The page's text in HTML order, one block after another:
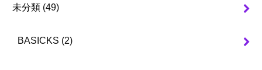
未分類 (49)
BASICKS (2)